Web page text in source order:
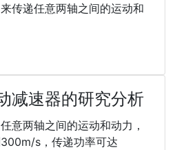
传递任意两轴之间的运动和
减速器的研究分析
意两轴之间的运动和动力，
s，传递功率可达